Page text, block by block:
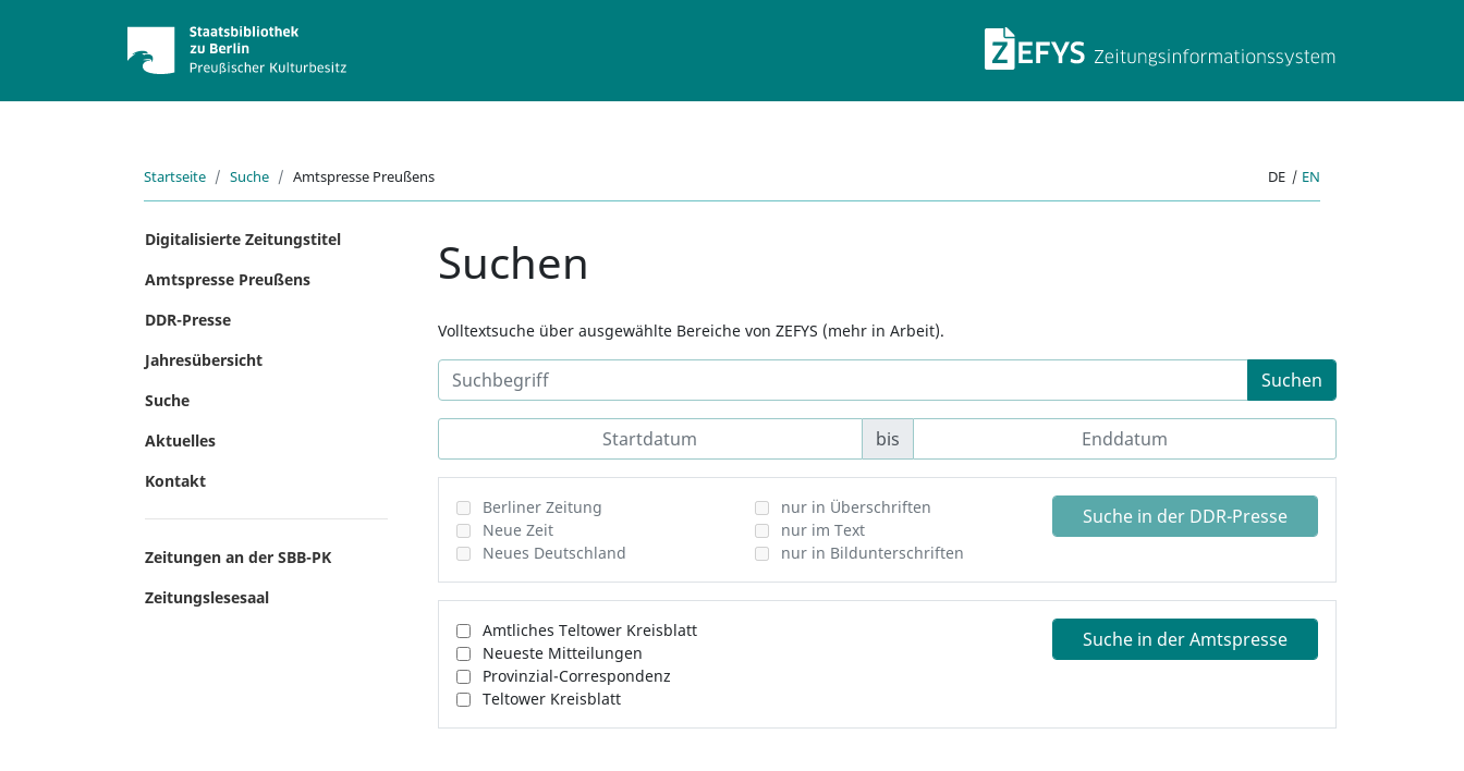
ZEFYS
Startseite Suche Amtspresse Preußens DE | EN
Digitalisierte Zeitungstitel
Amtspresse Preußens
DDR-Presse
Jahresübersicht
Suche
Aktuelles
Kontakt
Zeitungen an der SBB-PK
Zeitungslesesaal
Suchen
Volltextsuche über ausgewählte Bereiche von ZEFYS (mehr in Arbeit).
Suchen
bis
Berliner Zeitung
Neue Zeit
Neues Deutschland
nur in Überschriften
nur im Text
nur in Bildunterschriften
Suche in der DDR-Presse
Amtliches Teltower Kreisblatt
Neueste Mitteilungen
Provinzial-Correspondenz
Teltower Kreisblatt
Suche in der Amtspresse